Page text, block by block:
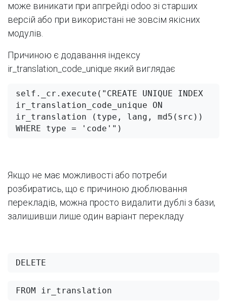
може виникати при апгрейді odoo зі старших
версій або при використані не зовсім якісних
модулів.
Причиною є додавання індексу
ir_translation_code_unique який виглядає
self._cr.execute("CREATE UNIQUE INDEX
ir_translation_code_unique ON
ir_translation (type, lang, md5(src))
WHERE type = 'code'")
Якщо не має можливості або потреби
розбиратись, що є причиною дюблювання
перекладів, можна просто видалити дублі з бази,
залишивши лише один варіант перекладу
DELETE
FROM ir_translation